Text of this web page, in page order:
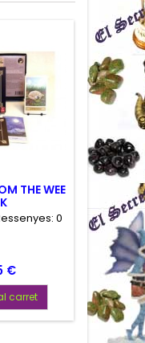
THE WEE
0
€
carret 